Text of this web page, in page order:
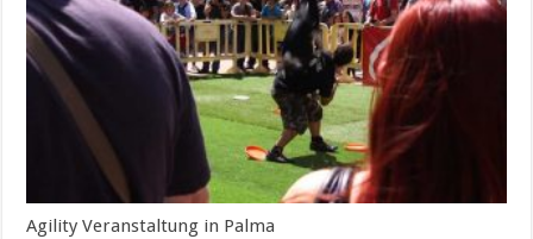
Agility Veranstaltung in Palma